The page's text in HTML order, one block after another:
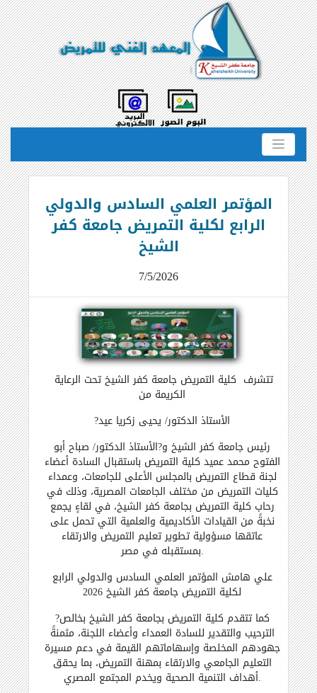
المؤتمر العلمي السادس والدولي
الرابع لكلية التمريض جامعة كفر
الشيخ
7/5/2026
الكريمة من
?الأستاذ الدكتور/ يحيى زكريا عيد
رئيس جامعة كفر الشيخ و?الأستاذ الدكتور/ صباح أبو
الفتوح محمد عميد كلية التمريض باستقبال السادة أعضاء
لجنة قطاع التمريض بالمجلس الأعلى للجامعات، وعمداء
كليات التمريض من مختلف الجامعات المصرية، وذلك في
رحاب كلية التمريض بجامعة كفر الشيخ، في لقاءٍ يجمع
نخبةً من القيادات الأكاديمية والعلمية التي تحمل على
عاتقها مسؤولية تطوير تعليم التمريض والارتقاء
بمستقبله في مصر.
علي هامش المؤتمر العلمي السادس والدولي الرابع
لكلية التمريض جامعة كفر الشيخ 2026
?كما تتقدم كلية التمريض بجامعة كفر الشيخ بخالص
الترحيب والتقدير للسادة العمداء وأعضاء اللجنة، مثمنةً
جهودهم المخلصة وإسهاماتهم القيمة في دعم مسيرة
التعليم الجامعي والارتقاء بمهنة التمريض، بما يحقق
أهداف التنمية الصحية ويخدم المجتمع المصري.